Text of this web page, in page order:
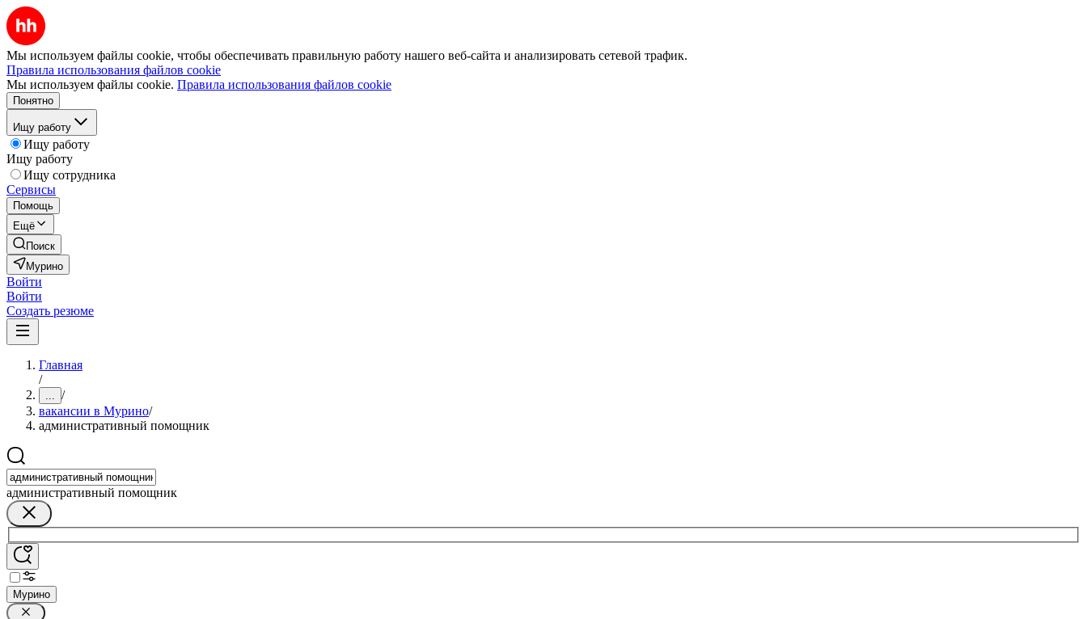
Мы используем файлы cookie, чтобы обеспечивать правильную работу нашего веб-сайта и анализировать сетевой трафик.
Правила использования файлов cookie
Мы используем файлы cookie. Правила использования файлов cookie
Понятно
Ищу работу
Ищу работу
Ищу работу
Ищу сотрудника
Сервисы
Помощь
Ещё
Поиск
Мурино
Войти
Войти
Создать резюме
Главная
/
... /
вакансии в Мурино/
административный помощник
административный помощник
Мурино